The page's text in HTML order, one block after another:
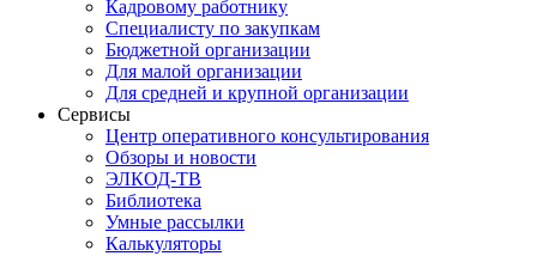
Кадровому работнику
Специалисту по закупкам
Бюджетной организации
Для малой организации
Для средней и крупной организации
Сервисы
Центр оперативного консультирования
Обзоры и новости
ЭЛКОД-ТВ
Библиотека
Умные рассылки
Калькуляторы